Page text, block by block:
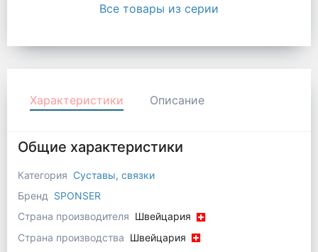
Все товары из серии
Характеристики Описание
Общие характеристики
Категория Суставы, связки
Бренд
SPONSER
Страна производителя Швейцария
Страна производства Швейцария